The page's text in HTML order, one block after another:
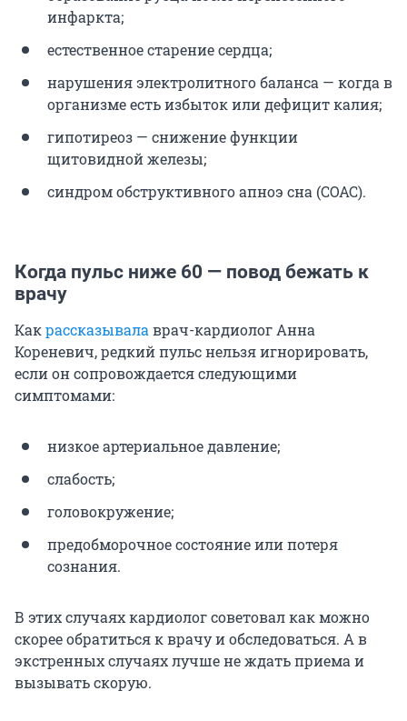
инфаркта;
естественное старение сердца;
нарушения электролитного баланса — когда в
организме есть избыток или дефицит калия;
гипотиреоз — снижение функции
щитовидной железы;
синдром обструктивного апноэ сна (СОАС).
Когда пульс ниже 60 — повод бежать к
врачу
Какрассказывалаврач-кардиолог Анна
Кореневич, редкий пульс нельзя игнорировать,
если он сопровождается следующими
симптомами:
низкое артериальное давление;
слабость;
головокружение;
предобморочное состояние или потеря
сознания.
В этих случаях кардиолог советовал как можно
скорее обратиться к врачу и обследоваться. А в
экстренных случаях лучше не ждать приема и
вызывать скорую.